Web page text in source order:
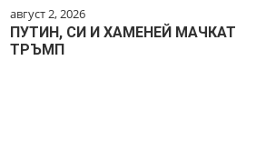
август 2, 2026
ПУТИН, СИ И ХАМЕНЕЙ МАЧКАТ
ТРЪМП